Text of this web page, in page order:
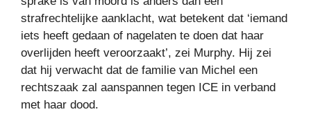
strafrechtelijke aanklacht, wat betekent dat ‘iemand
iets heeft gedaan of nagelaten te doen dat haar
overlijden heeft veroorzaakt’, zei Murphy. Hij zei
dat hij verwacht dat de familie van Michel een
rechtszaak zal aanspannen tegen ICE in verband
met haar dood.